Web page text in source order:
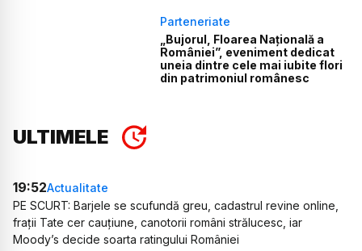
Parteneriate
„Bujorul, Floarea Națională a
României”, eveniment dedicat
uneia dintre cele mai iubite flori
din patrimoniul românesc
ULTIMELE
19:52Actualitate
PE SCURT: Barjele se scufundă greu, cadastrul revine online,
frații Tate cer cauțiune, canotorii români strălucesc, iar
Moody’s decide soarta ratingului României